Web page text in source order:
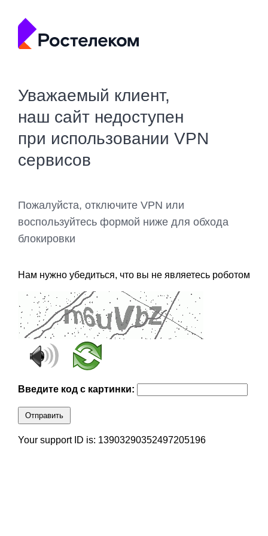
Уважаемый клиент,
наш сайт недоступен
при использовании VPN
сервисов
Пожалуйста, отключите VPN или
воспользуйтесь формой ниже для обхода
блокировки
Нам нужно убедиться, что вы не являетесь роботом
Введите код с картинки:
Отправить
Your support ID is: 13903290352497205196